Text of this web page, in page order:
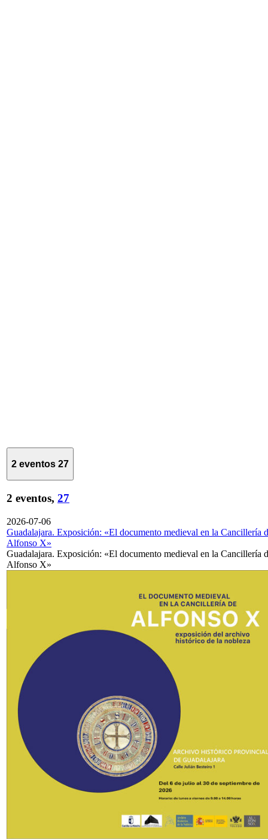
2 eventos 27
2 eventos, 27
2026-07-06
Guadalajara. Exposición: «El documento medieval en la Cancillería
Alfonso X»
Guadalajara. Exposición: «El documento medieval en la Cancillería
Alfonso X»